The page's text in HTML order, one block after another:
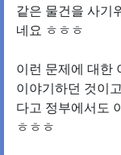
같은 물건을 사기
네요 ㅎㅎㅎ
이런 문제에 대한
이야기하던 것이
다고 정부에서도
ㅎㅎㅎ